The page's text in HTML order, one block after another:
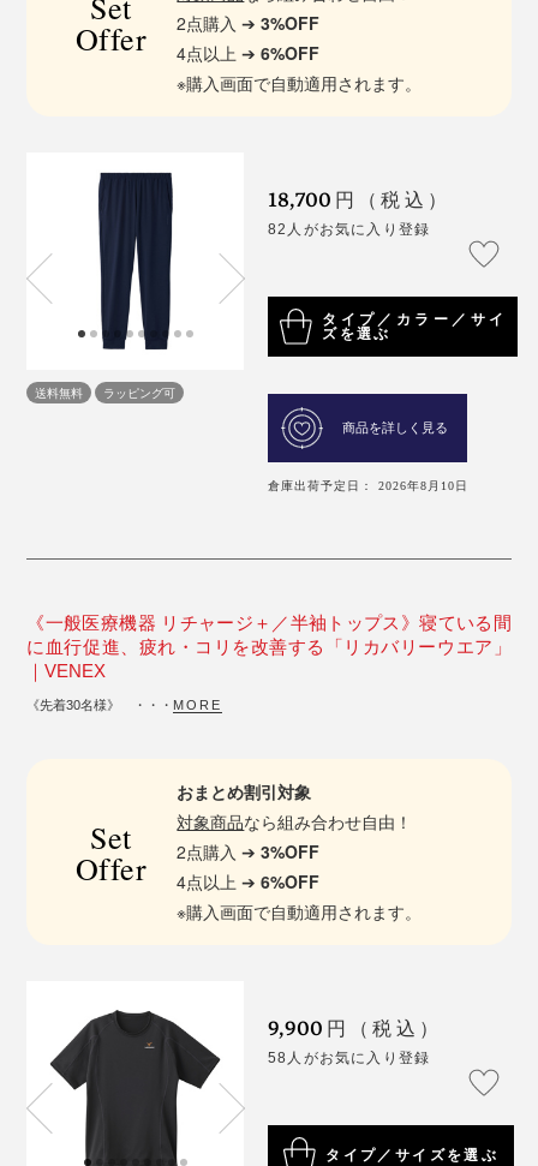
Offer
2点購入 ➔3%OFF
4点以上 ➔6%OFF
※購入画面で自動適用されます。
送料無料 ラッピング可
18,700 円（税込）
82人がお気に入り登録
タイプ／カラー／サイ
ズを選ぶ
商品を詳しく見る
倉庫出荷予定日： 2026年8月10日
《一般医療機器 リチャージ＋／半袖トップス》寝ている間
に血行促進、疲れ・コリを改善する「リカバリーウエア」
｜VENEX
《先着30名様》 ・・・ MORE
Set
Offer
おまとめ割引対象
対象商品なら組み合わせ自由！
2点購入 ➔3%OFF
4点以上 ➔6%OFF
※購入画面で自動適用されます。
9,900 円（税込）
58人がお気に入り登録
タイプ／サイズを選ぶ